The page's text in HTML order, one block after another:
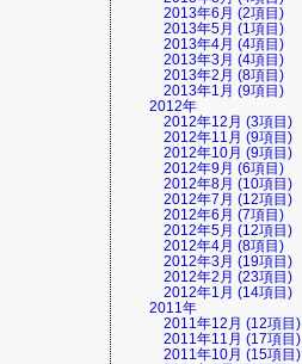
2013年6月 (2項目)
2013年5月 (1項目)
2013年4月 (4項目)
2013年3月 (4項目)
2013年2月 (8項目)
2013年1月 (9項目)
2012年
2012年12月 (3項目)
2012年11月 (9項目)
2012年10月 (9項目)
2012年9月 (6項目)
2012年8月 (10項目)
2012年7月 (12項目)
2012年6月 (7項目)
2012年5月 (12項目)
2012年4月 (8項目)
2012年3月 (19項目)
2012年2月 (23項目)
2012年1月 (14項目)
2011年
2011年12月 (12項目)
2011年11月 (17項目)
2011年10月 (15項目)